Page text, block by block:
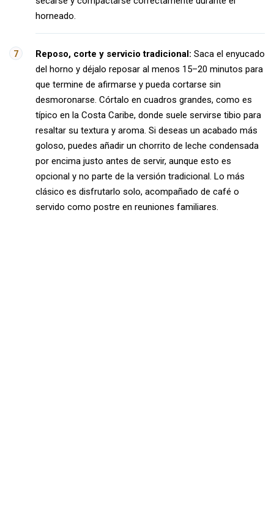
horneado.
Reposo, corte y servicio tradicional: Saca el enyucado
del horno y déjalo reposar al menos 15–20 minutos para
que termine de afirmarse y pueda cortarse sin
desmoronarse. Córtalo en cuadros grandes, como es
típico en la Costa Caribe, donde suele servirse tibio para
resaltar su textura y aroma. Si deseas un acabado más
goloso, puedes añadir un chorrito de leche condensada
por encima justo antes de servir, aunque esto es
opcional y no parte de la versión tradicional. Lo más
clásico es disfrutarlo solo, acompañado de café o
servido como postre en reuniones familiares.